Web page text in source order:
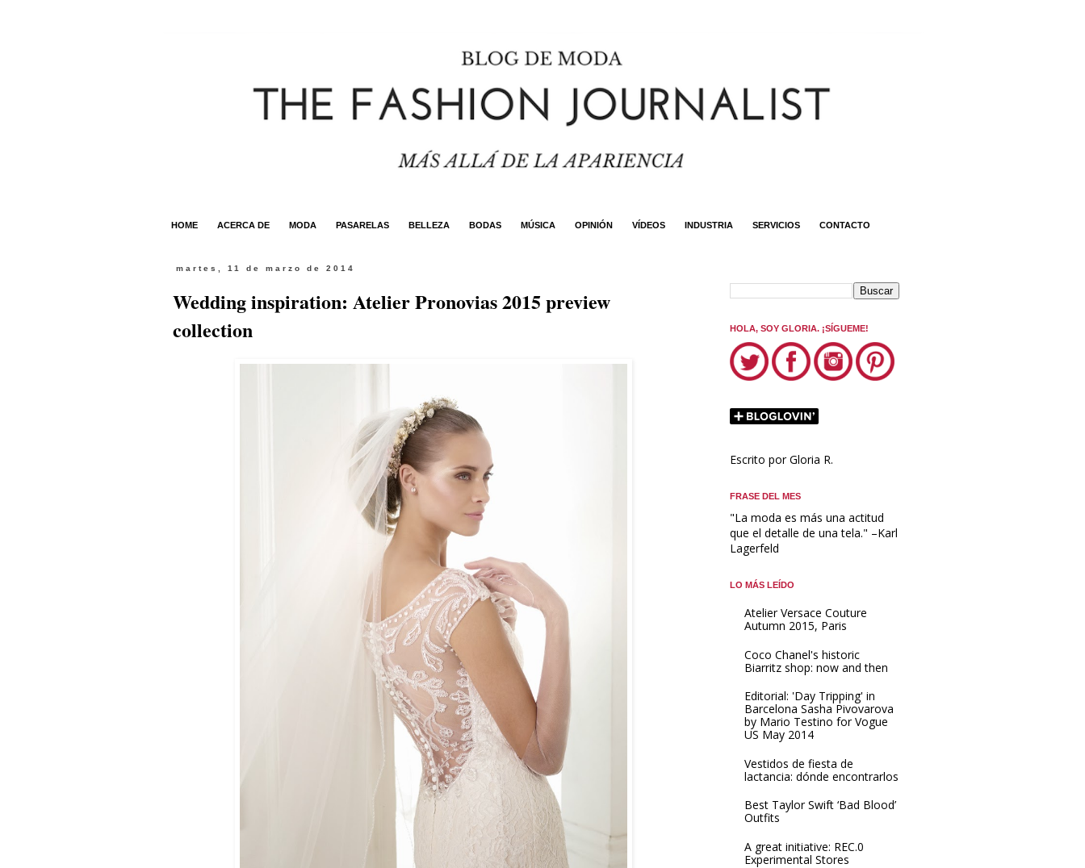
HOME ACERCA DE MODA PASARELAS BELLEZA BODAS MÚSICA OPINIÓN VÍDEOS INDUSTRIA SERVICIOS CONTACTO
martes, 11 de marzo de 2014
Wedding inspiration: Atelier Pronovias 2015 preview
collection
HOLA, SOY GLORIA. ¡SÍGUEME!
Escrito por Gloria R.
FRASE DEL MES
"La moda es más una actitud
que el detalle de una tela." –Karl
Lagerfeld
LO MÁS LEÍDO
Atelier Versace Couture
Autumn 2015, Paris
Coco Chanel's historic
Biarritz shop: now and then
Editorial: 'Day Tripping' in
Barcelona Sasha Pivovarova
by Mario Testino for Vogue
US May 2014
Vestidos de fiesta de
lactancia: dónde encontrarlos
Best Taylor Swift ‘Bad Blood’
Outfits
A great initiative: REC.0
Experimental Stores